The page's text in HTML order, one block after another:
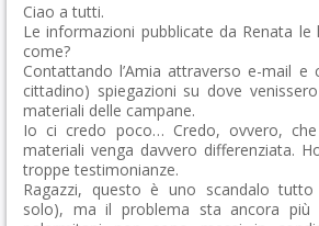
Ciao a tutti.
Le informazioni pubblicate da Renata
come?
Contattando l’Amia attraverso e-mail e
cittadino) spiegazioni su dove
materiali delle campane.
Io ci credo poco… Credo, ovvero,
materiali venga davvero differenziata.
troppe testimonianze.
Ragazzi, questo è uno scandalo
solo), ma il problema sta ancora più